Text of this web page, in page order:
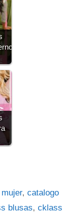
,catalogo
blusas, cklass